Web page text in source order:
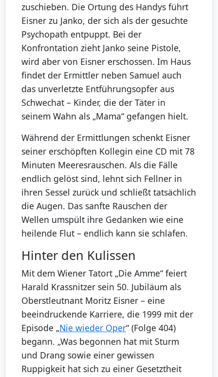
zuschieben. Die Ortung des Handys führt
Eisner zu Janko, der sich als der gesuchte
Psychopath entpuppt. Bei der
Konfrontation zieht Janko seine Pistole,
wird aber von Eisner erschossen. Im Haus
findet der Ermittler neben Samuel auch
das unverletzte Entführungsopfer aus
Schwechat – Kinder, die der Täter in
seinem Wahn als „Mama“ gefangen hielt.
Während der Ermittlungen schenkt Eisner
seiner erschöpften Kollegin eine CD mit 78
Minuten Meeresrauschen. Als die Fälle
endlich gelöst sind, lehnt sich Fellner in
ihren Sessel zurück und schließt tatsächlich
die Augen. Das sanfte Rauschen der
Wellen umspült ihre Gedanken wie eine
heilende Flut – endlich kann sie schlafen.
Hinter den Kulissen
Mit dem Wiener Tatort „Die Amme“ feiert
Harald Krassnitzer sein 50. Jubiläum als
Oberstleutnant Moritz Eisner – eine
beeindruckende Karriere, die 1999 mit der
Episode „Nie wieder Oper“ (Folge 404)
begann. „Was begonnen hat mit Sturm
und Drang sowie einer gewissen
Ruppigkeit hat sich zu einer Gesetztheit